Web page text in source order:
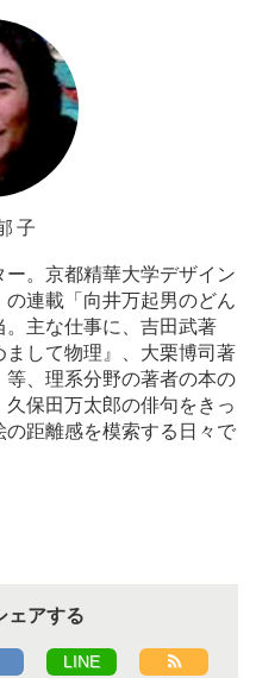
子
。京都精華大学デザイン
連載「向井万起男のどん
主な仕事に、吉田武著
まして物理』、大栗博司著
等、理系分野の著者の本の
保田万太郎の俳句をきっ
距離感を模索する日々で
ェアする
LINE